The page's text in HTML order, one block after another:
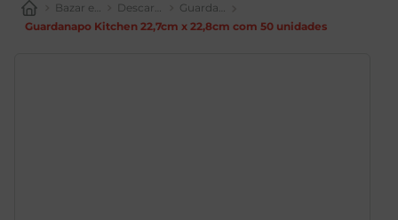
Bazar e Utensílios Descartáveis e Kit Festa
Guardanapos
Guardanapo Kitchen 22,7cm x 22,8cm com 50 unidades
Queijo